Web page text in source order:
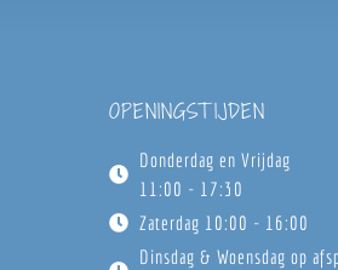
OPENINGSTIJDEN
Donderdag en Vrijdag
11:00 - 17:30
Zaterdag 10:00 - 16:00
Dinsdag & Woensdag op